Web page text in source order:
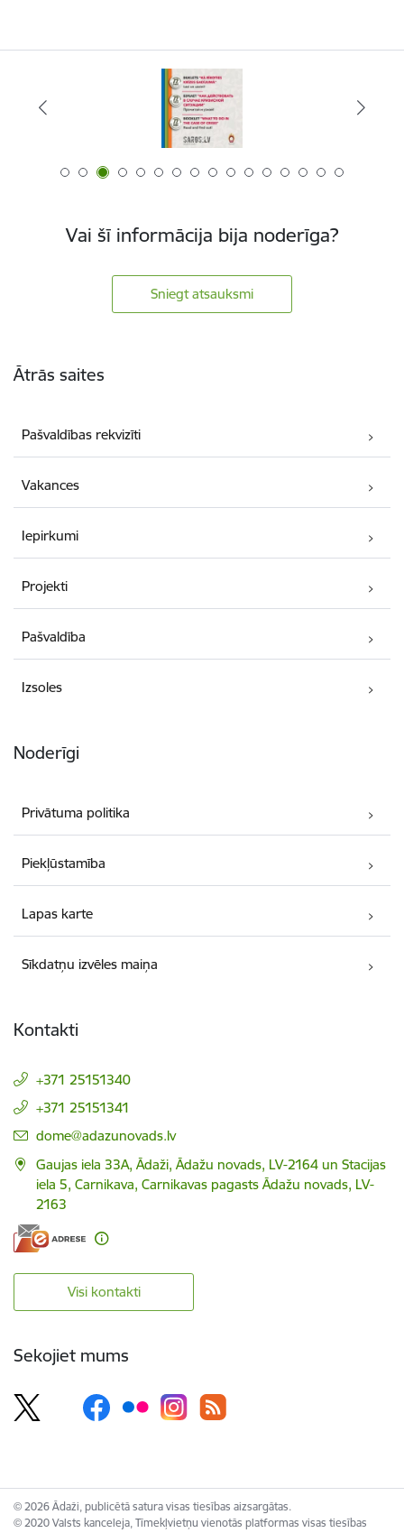
Vai šī informācija bija noderīga?
Sniegt atsauksmi
Ātrās saites
Pašvaldības rekvizīti
Vakances
Iepirkumi
Projekti
Pašvaldība
Izsoles
Noderīgi
Privātuma politika
Piekļūstamība
Lapas karte
Sīkdatņu izvēles maiņa
Kontakti
+371 25151340
+371 25151341
E-pasts:
dome@adazunovads.lv
Gaujas iela 33A, Ādaži, Ādažu novads, LV-2164 un Stacijas
iela 5, Carnikava, Carnikavas pagasts Ādažu novads, LV-
2163
Visi kontakti
Sekojiet mums
© 2026 Ādaži, publicētā satura visas tiesības aizsargātas.
© 2020 Valsts kanceleja, Tīmekļvietņu vienotās platformas visas tiesības